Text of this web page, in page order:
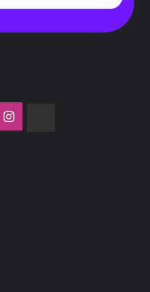
Instagram